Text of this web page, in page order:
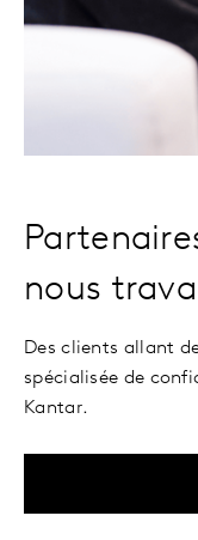
nous
Des clients allant
spécialisée de
Kantar.